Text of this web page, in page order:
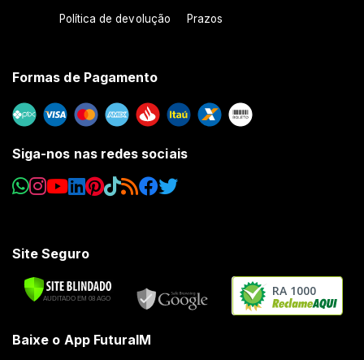
Política de devolução Prazos
Formas de Pagamento
Siga-nos nas redes sociais
Site Seguro
RA 1000
Baixe o App FuturaIM